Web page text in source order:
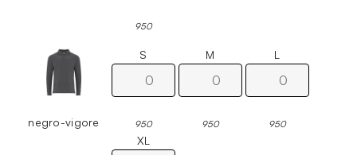
950
negro-vigore
S
950
M
950
L
950
XL